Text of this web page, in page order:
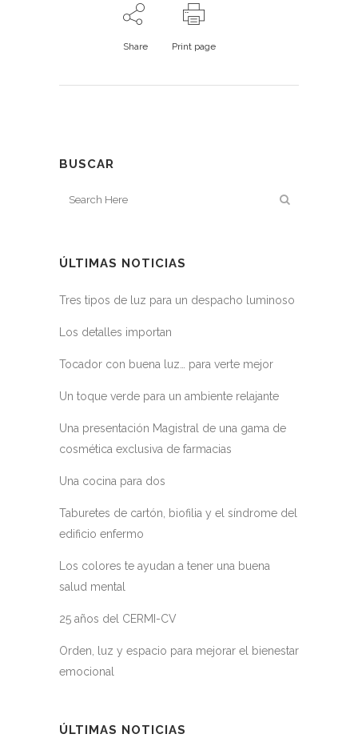
Share Print page
BUSCAR
ÚLTIMAS NOTICIAS
Tres tipos de luz para un despacho luminoso
Los detalles importan
Tocador con buena luz… para verte mejor
Un toque verde para un ambiente relajante
Una presentación Magistral de una gama de
cosmética exclusiva de farmacias
Una cocina para dos
Taburetes de cartón, biofilia y el síndrome del
edificio enfermo
Los colores te ayudan a tener una buena
salud mental
25 años del CERMI-CV
Orden, luz y espacio para mejorar el bienestar
emocional
ÚLTIMAS NOTICIAS